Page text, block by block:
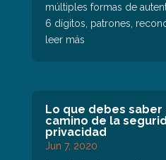
múltiples formas de
6 dígitos, patrones,
leer más
Lo que debes
camino de la
privacidad
Jun 7, 2020